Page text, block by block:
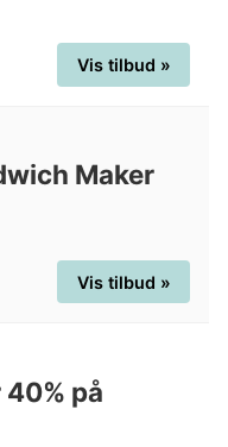
Vis tilbud »
Maker
Vis tilbud »
på